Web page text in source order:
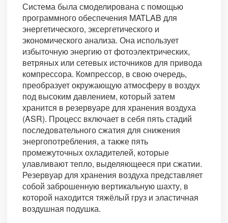
Система была смоделирована с помощью
программного обеспечения MATLAB для
энергетического, эксергетического и
экономического анализа. Она использует
избыточную энергию от фотоэлектрических,
ветряных или сетевых источников для привода
компрессора. Компрессор, в свою очередь,
преобразует окружающую атмосферу в воздух
под высоким давлением, который затем
хранится в резервуаре для хранения воздуха
(ASR). Процесс включает в себя пять стадий
последовательного сжатия для снижения
энергопотребления, а также пять
промежуточных охладителей, которые
улавливают тепло, выделяющееся при сжатии.
Резервуар для хранения воздуха представляет
собой заброшенную вертикальную шахту, в
которой находится тяжёлый груз и эластичная
воздушная подушка.